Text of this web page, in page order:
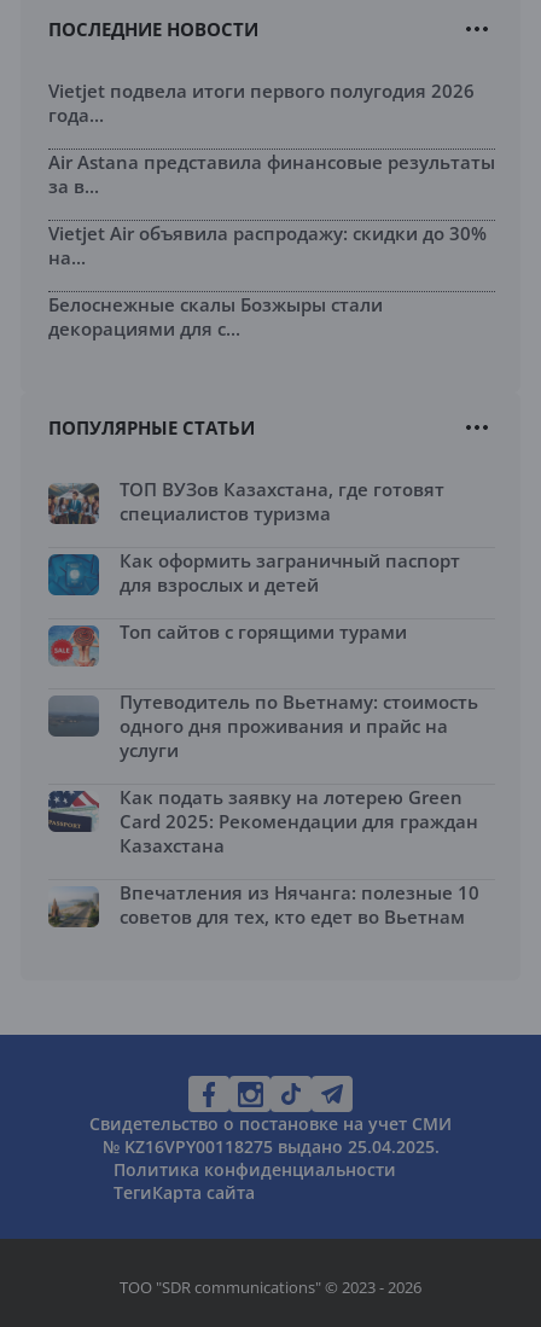
ПОСЛЕДНИЕ НОВОСТИ
Vietjet подвела итоги первого полугодия 2026
года...
Air Astana представила финансовые результаты
за в...
Vietjet Air объявила распродажу: скидки до 30%
на...
Белоснежные скалы Бозжыры стали
декорациями для с...
ПОПУЛЯРНЫЕ СТАТЬИ
ТОП ВУЗов Казахстана, где готовят
специалистов туризма
Как оформить заграничный паспорт
для взрослых и детей
Топ сайтов с горящими турами
Путеводитель по Вьетнаму: стоимость
одного дня проживания и прайс на
услуги
Как подать заявку на лотерею Green
Card 2025: Рекомендации для граждан
Казахстана
Впечатления из Нячанга: полезные 10
советов для тех, кто едет во Вьетнам
Свидетельство о постановке на учет СМИ
№ KZ16VPY00118275 выдано 25.04.2025.
Политика конфиденциальности
ТегиКарта сайта
ТОО "SDR communications" © 2023 - 2026